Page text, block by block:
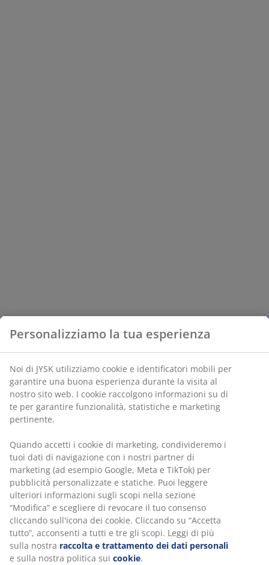
Personalizziamo la tua esperienza
Noi di JYSK utilizziamo cookie e identificatori mobili per
garantire una buona esperienza durante la visita al
nostro sito web. I cookie raccolgono informazioni su di
te per garantire funzionalità, statistiche e marketing
pertinente.
Quando accetti i cookie di marketing, condivideremo i
tuoi dati di navigazione con i nostri partner di
marketing (ad esempio Google, Meta e TikTok) per
pubblicità personalizzate e statiche. Puoi leggere
ulteriori informazioni sugli scopi nella sezione
“Modifica” e scegliere di revocare il tuo consenso
cliccando sull'icona dei cookie. Cliccando su “Accetta
tutto”, acconsenti a tutti e tre gli scopi. Leggi di più
sulla nostra raccolta e trattamento dei dati personali
e sulla nostra politica sui cookie.